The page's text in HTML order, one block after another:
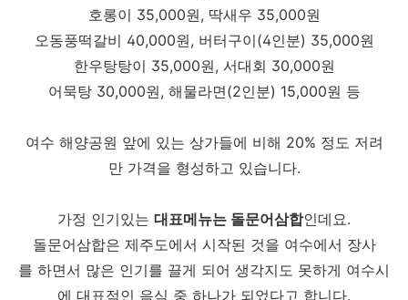
호롱이 35,000원, 딱새우 35,000원
오동풍떡갈비 40,000원, 버터구이(4인분) 35,000원
한우탕탕이 35,000원, 서대회 30,000원
어묵탕 30,000원, 해물라면(2인분) 15,000원 등
여수 해양공원 앞에 있는 상가들에 비해 20% 정도 저려
만 가격을 형성하고 있습니다.
가정 인기있는 대표메뉴는 돌문어삼합인데요.
돌문어삼합은 제주도에서 시작된 것을 여수에서 장사
를 하면서 많은 인기를 끌게 되어 생각지도 못하게 여수시
에 대표적인 음식 중 하나가 되었다고 합니다.